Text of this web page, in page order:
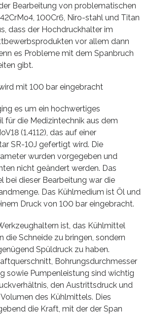
Bearbeitung von problematischen
100Cr6, Niro-stahl und Titan
dass der Hochdruckhalter im
vor allem dann
es Probleme mit dem Spanbruch
gibt.
mit 100 bar eingebracht
es um ein hochwertiges
für die Medizintechnik aus dem
(1.4112), das auf einer
SR-10J gefertigt wird. Die
wurden vorgegeben und
nicht geändert werden. Das
bei dieser Bearbeitung war die
Das Kühlmedium ist Öl und
Druck von 100 bar eingebracht.
ist, das Kühlmittel
die Schneide zu bringen, sondern
Spüldruck zu haben.
Bohrungsdurchmesser
sowie Pumpenleistung sind wichtig
den Austrittsdruck und
des Kühlmittels. Dies
die Kraft, mit der der Span